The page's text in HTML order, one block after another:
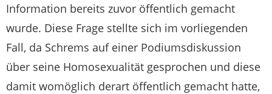
Information bereits zuvor öffentlich gemacht
wurde. Diese Frage stellte sich im vorliegenden
Fall, da Schrems auf einer Podiumsdiskussion
über seine Homosexualität gesprochen und diese
damit womöglich derart öffentlich gemacht hatte,